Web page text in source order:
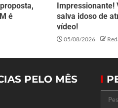
é
Impressionante!
salva idoso de
vídeo!
05/08/2026
PELO MÊS